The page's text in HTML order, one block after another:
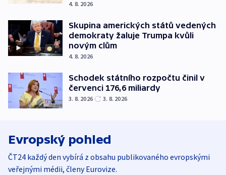
4. 8. 2026
Skupina amerických států vedených
demokraty žaluje Trumpa kvůli
novým clům
4. 8. 2026
Schodek státního rozpočtu činil v
červenci 176,6 miliardy
3. 8. 2026 3. 8. 2026
Evropský pohled
ČT24 každý den vybírá z obsahu publikovaného evropskými
veřejnými médii, členy Eurovize.